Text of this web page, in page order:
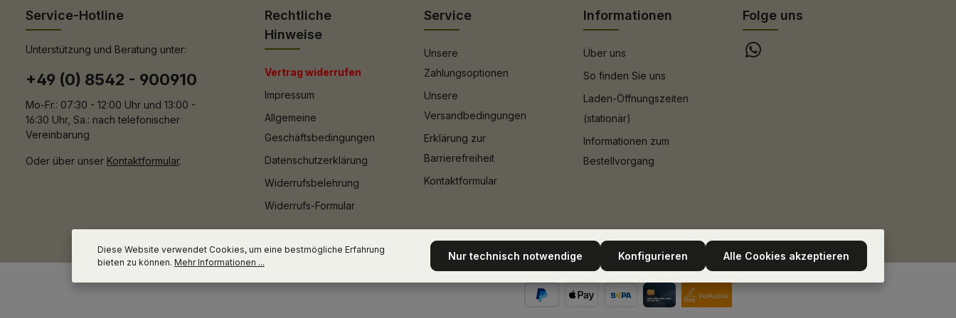
Service-Hotline
Unterstützung und Beratung unter:
+49 (0) 8542 - 900910
Mo-Fr.: 07:30 - 12:00 Uhr und 13:00 -
16:30 Uhr, Sa.: nach telefonischer
Vereinbarung
Oder über unser Kontaktformular.
Rechtliche
Hinweise
Vertrag widerrufen
Impressum
Allgemeine
Geschäftsbedingungen
Datenschutzerklärung
Widerrufsbelehrung
Widerrufs-Formular
Service
Unsere
Zahlungsoptionen
Unsere
Versandbedingungen
Erklärung zur
Barrierefreiheit
Kontaktformular
Informationen
Über uns
So finden Sie uns
Laden-Öffnungszeiten
(stationär)
Informationen zum
Bestellvorgang
Folge uns
Diese Website verwendet Cookies, um eine bestmögliche Erfahrung
bieten zu können. Mehr Informationen ... Nur technisch notwendige Konfigurieren Alle Cookies akzeptieren